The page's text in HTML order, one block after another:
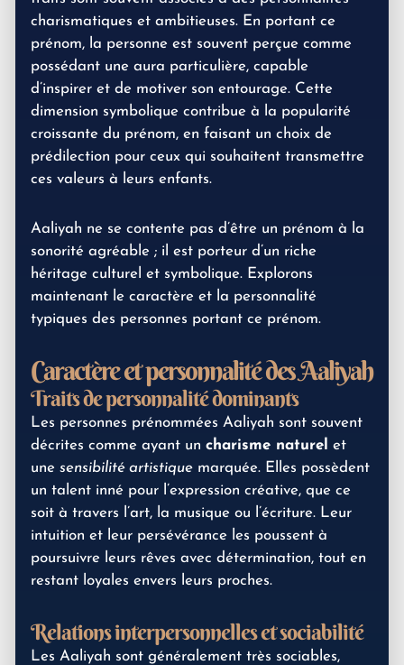
charismatiques et ambitieuses. En portant ce
prénom, la personne est souvent perçue comme
possédant une aura particulière, capable
d’inspirer et de motiver son entourage. Cette
dimension symbolique contribue à la popularité
croissante du prénom, en faisant un choix de
prédilection pour ceux qui souhaitent transmettre
ces valeurs à leurs enfants.
Aaliyah ne se contente pas d’être un prénom à la
sonorité agréable ; il est porteur d’un riche
héritage culturel et symbolique. Explorons
maintenant le caractère et la personnalité
typiques des personnes portant ce prénom.
Caractère et personnalité des Aaliyah
Traits de personnalité dominants
Les personnes prénommées Aaliyah sont souvent
décrites comme ayant un charisme naturel et
une sensibilité artistique marquée. Elles possèdent
un talent inné pour l’expression créative, que ce
soit à travers l’art, la musique ou l’écriture. Leur
intuition et leur persévérance les poussent à
poursuivre leurs rêves avec détermination, tout en
restant loyales envers leurs proches.
Relations interpersonnelles et sociabilité
Les Aaliyah sont généralement très sociables,